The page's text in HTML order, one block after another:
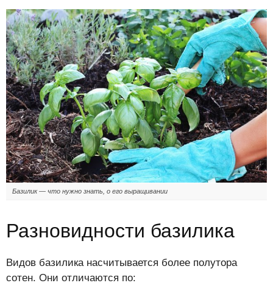
Базилик — что нужно знать, о его выращивании
Разновидности базилика
Видов базилика насчитывается более полутора
сотен. Они отличаются по: